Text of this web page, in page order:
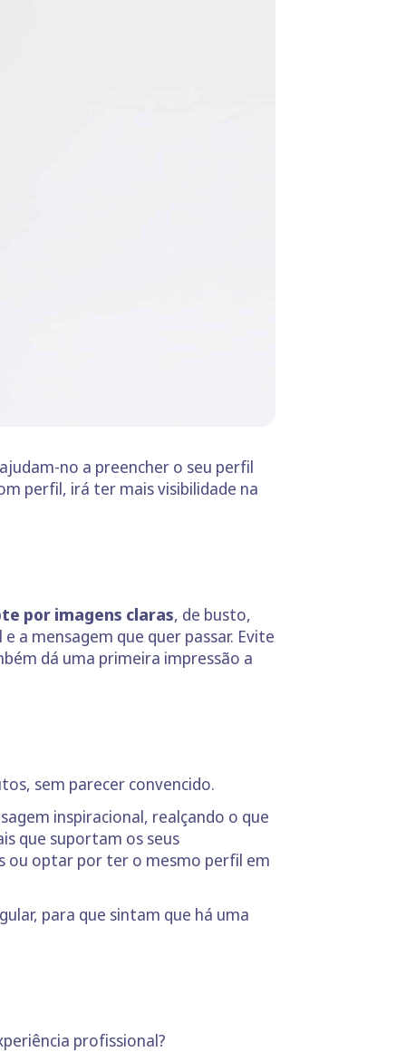
no a preencher o seu perfil
perfil, irá ter mais visibilidade na
por imagens claras, de busto,
a mensagem que quer passar. Evite
dá uma primeira impressão a
sem parecer convencido.
inspiracional, realçando o que
que suportam os seus
ou optar por ter o mesmo perfil em
para que sintam que há uma
profissional?